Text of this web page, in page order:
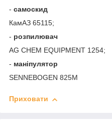
- самоскид
КамАЗ 65115;
- розпилювач
AG CHEM EQUIPMENT 1254;
- маніпулятор
SENNEBOGEN 825M
Приховати